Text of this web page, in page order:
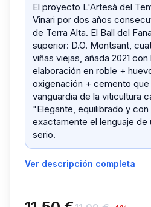
El proyecto L'Artesà del
Vinari por dos años
de Terra Alta. El Ball del
superior: D.O. Montsant,
viñas viejas, añada 2021
elaboración en roble +
oxigenación + cemento que
vanguardia de la viticultura
"Elegante, equilibrado y
exactamente el lenguaje de
serio.
Ver descripción completa